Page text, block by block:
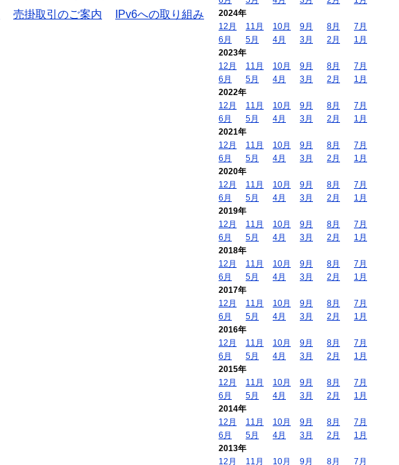
売掛取引のご案内
IPv6への取り組み
2024年
12月
11月 10月 9月 8月
7月
6月
5月 4月 3月 2月
1月
2023年
12月
11月 10月 9月 8月
7月
6月
5月 4月 3月 2月
1月
2022年
12月
11月 10月 9月 8月
7月
6月
5月 4月 3月 2月
1月
2021年
12月
11月 10月 9月 8月
7月
6月
5月 4月 3月 2月
1月
2020年
12月
11月 10月 9月 8月
7月
6月
5月 4月 3月 2月
1月
2019年
12月
11月 10月 9月 8月
7月
6月
5月 4月 3月 2月
1月
2018年
12月
11月 10月 9月 8月
7月
6月
5月 4月 3月 2月
1月
2017年
12月
11月 10月 9月 8月
7月
6月
5月 4月 3月 2月
1月
2016年
12月
11月 10月 9月 8月
7月
6月
5月 4月 3月 2月
1月
2015年
12月
11月 10月 9月 8月
7月
6月
5月 4月 3月 2月
1月
2014年
12月
11月 10月 9月 8月
7月
6月
5月 4月 3月 2月
1月
2013年
12月
11月 10月 9月 8月 7月